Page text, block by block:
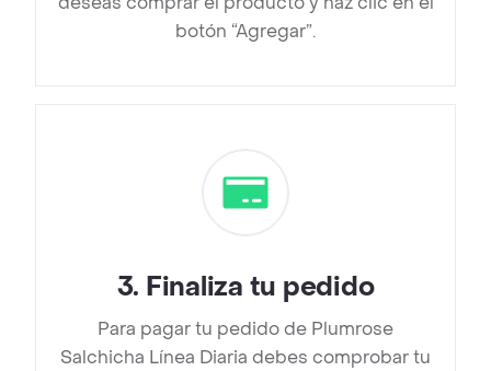
botón “Agregar”.
3. Finaliza tu pedido
Para pagar tu pedido de Plumrose
Salchicha Línea Diaria debes comprobar tu